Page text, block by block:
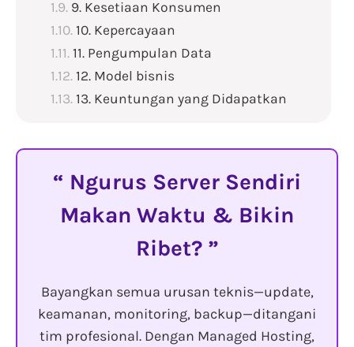
9. Kesetiaan Konsumen
10. Kepercayaan
11. Pengumpulan Data
12. Model bisnis
13. Keuntungan yang Didapatkan
Ngurus Server Sendiri
Makan Waktu & Bikin
Ribet?
Bayangkan semua urusan teknis—update,
keamanan, monitoring, backup—ditangani
tim profesional. Dengan Managed Hosting,